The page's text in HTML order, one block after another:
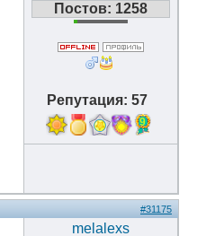
Постов: 1258
Репутация: 57
9
#31175
melalexs